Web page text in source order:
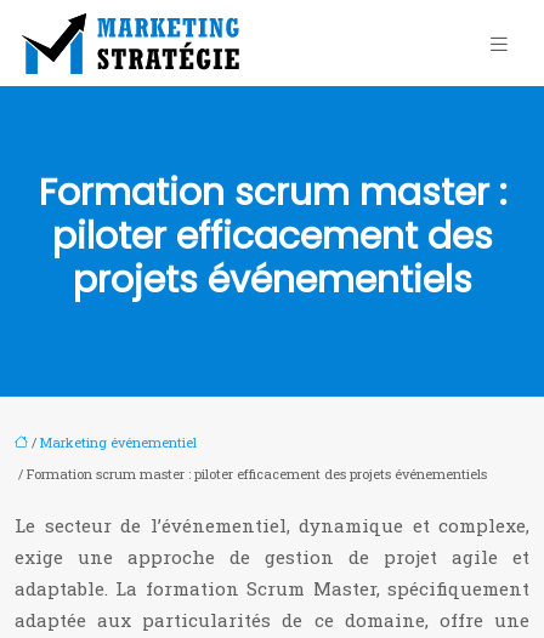
Formation scrum master :
piloter efficacement des
projets événementiels
/ Marketing événementiel
/ Formation scrum master : piloter efficacement des projets événementiels
Le secteur de l’événementiel, dynamique et complexe,
exige une approche de gestion de projet agile et
adaptable. La formation Scrum Master, spécifiquement
adaptée aux particularités de ce domaine, offre une